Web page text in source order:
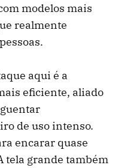
modelos mais
realmente
aqui é a
eficiente, aliado
de uso intenso.
encarar quase
tela grande também